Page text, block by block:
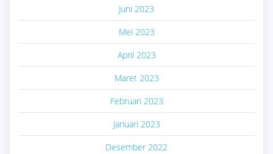
Juni 2023
Mei 2023
April 2023
Maret 2023
Februari 2023
Januari 2023
Desember 2022